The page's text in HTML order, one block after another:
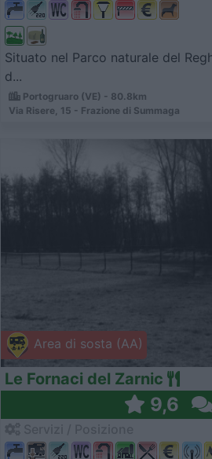
Situato nel Parco naturale del
d...
Portogruaro (VE) - 80.8km
Via Risere, 15 - Frazione di Summaga
Area di sosta (AA)
Le Fornaci del Zarnic
9,6